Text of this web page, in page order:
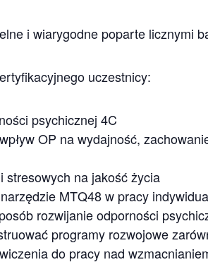
i wiarygodne poparte licznymi
uczestnicy:
psychicznej 4C
OP na wydajność,
stresowych na jakość życia
MTQ48 w pracy
rozwijanie odporności
programy rozwojowe
do pracy nad